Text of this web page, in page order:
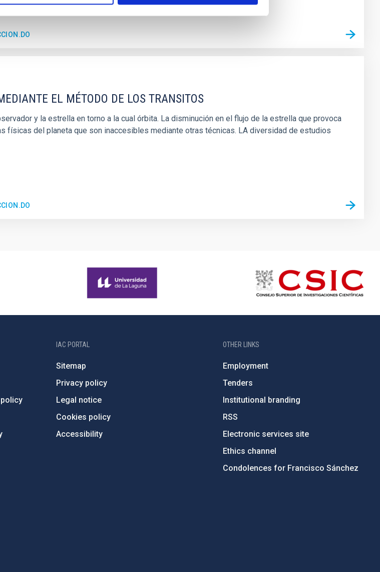
EL MÉTODO DE LOS TRANSITOS
y la estrella en torno a la cual órbita. La disminución en el flujo de la estrella que provoca
físicas del planeta que son inaccesibles mediante otras técnicas. LA diversidad de estudios
IAC PORTAL
Sitemap
Privacy policy
Legal notice
Cookies policy
Accessibility
OTHER LINKS
Employment
Tenders
Institutional branding
RSS
Electronic services site
Ethics channel
Condolences for Francisco Sánchez